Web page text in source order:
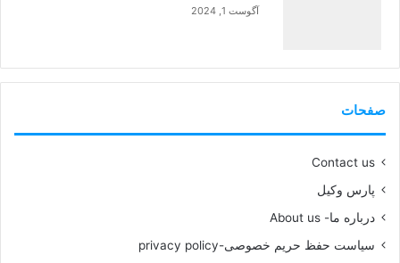
آگوست 1, 2024
صفحات
Contact us
پارس وکیل
درباره ما- About us
سیاست حفظ حریم خصوصی-privacy policy